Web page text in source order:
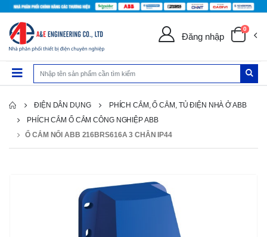
Đăng nhập
0
ĐIỆN DÂN DỤNG
PHÍCH CẮM, Ổ CẲM, TỦ ĐIỆN NHÀ Ở ABB
PHÍCH CẮM Ổ CẮM CÔNG NGHIỆP ABB
Ổ CẮM NỔI ABB 216BRS616A 3 CHÂN IP44